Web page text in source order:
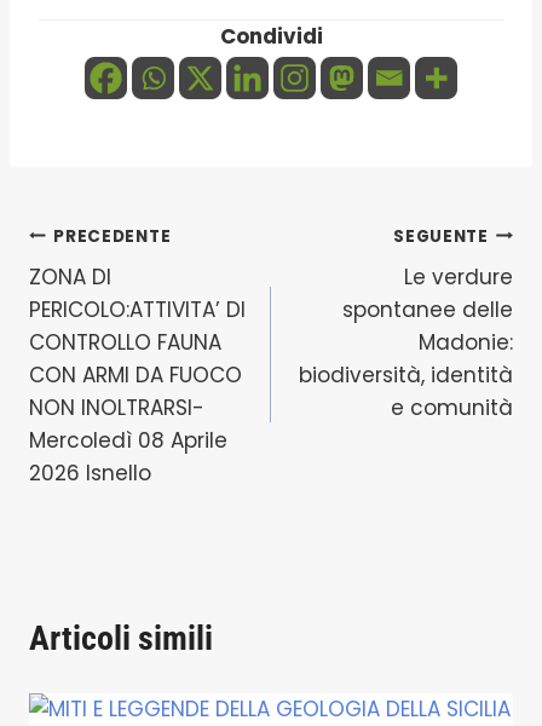
Condividi
Navigazione
articoli
PRECEDENTE
ZONA DI
PERICOLO:ATTIVITA’ DI
CONTROLLO FAUNA
CON ARMI DA FUOCO
NON INOLTRARSI-
Mercoledì 08 Aprile
2026 Isnello
SEGUENTE
Le verdure
spontanee delle
Madonie:
biodiversità, identità
e comunità
Articoli simili